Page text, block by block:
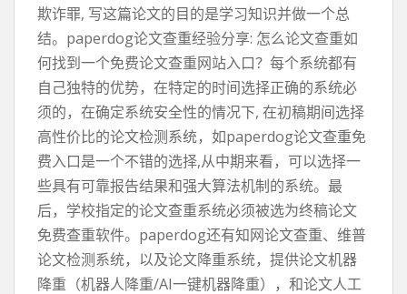
欺诈罪, 写这篇论文的目的是学习知识并做一个总
结。paperdog论文查重经验分享: 怎么论文查重如
何找到一个免费论文查重网站入口？每个系统都有
自己独特的优势，在特定的时间选择正确的系统必
须的，在确定系统安全性的情况下, 在初稿期间选择
高性价比的论文检测系统，如paperdog论文查重免
费入口是一个不错的选择,从中期来看，可以选择一
些具有可靠报告结果和强大算法机制的系统。最
后，学校指定的论文查重系统必须被选为终稿论文
免费查重软件。paperdog还有知网论文查重、维普
论文检测系统，以及论文降重系统，提供论文机器
降重（机器人降重/AI一键机器降重），和论文人工